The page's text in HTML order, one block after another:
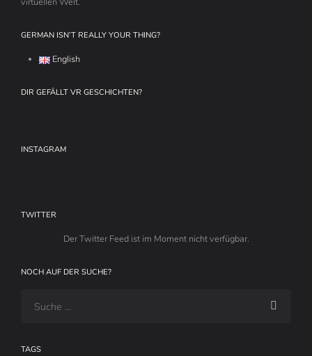
GERMAN ISN’T REALLY YOUR THING?
English
DIR GEFÄLLT VR GESCHICHTEN?
INSTAGRAM
TWITTER
Der Twitter Feed ist im Moment nicht verfügbar.
NOCH AUF DER SUCHE?
TAGS